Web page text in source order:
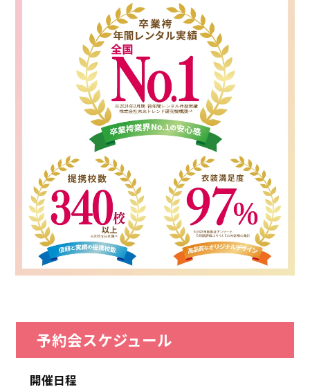
予約会スケジュール
開催日程